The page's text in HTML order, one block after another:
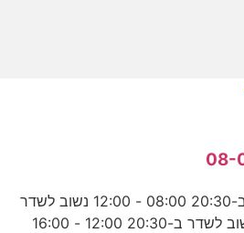
ערוץ הכנסת - נשוב לשדר ב-20:30 08:00 - 12:00 נשוב לשדר
ב-20:30. ערוץ הכנסת - נשוב לשדר ב-20:30 12:00 - 16:00